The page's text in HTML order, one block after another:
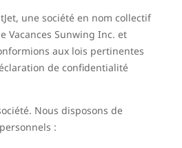
une société en nom collectif
Vacances Sunwing Inc. et
aux lois pertinentes
de confidentialité
Nous disposons de
: